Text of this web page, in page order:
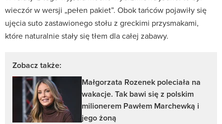
wieczór w wersji „pełen pakiet”. Obok tańców pojawiły się
ujęcia suto zastawionego stołu z greckimi przysmakami,
które naturalnie stały się tłem dla całej zabawy.
Zobacz także:
Małgorzata Rozenek poleciała na
wakacje. Tak bawi się z polskim
milionerem Pawłem Marchewką i
jego żoną